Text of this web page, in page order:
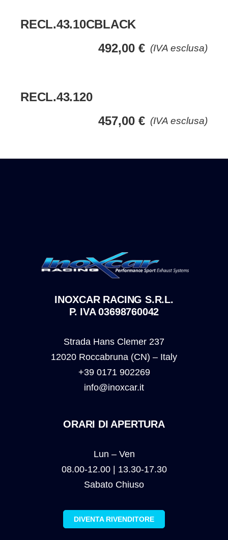
RECL.43.10CBLACK
(IVA esclusa)
492,00 €
RECL.43.120
(IVA esclusa)
457,00 €
INOXCAR RACING S.R.L.
P. IVA 03698760042
Strada Hans Clemer 237
12020 Roccabruna (CN) – Italy
+39 0171 902269
info@inoxcar.it
ORARI DI APERTURA
Lun – Ven
08.00-12.00 | 13.30-17.30
Sabato Chiuso
DIVENTA RIVENDITORE